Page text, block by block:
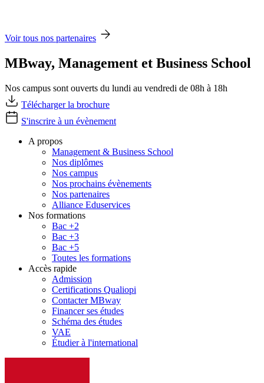
Voir tous nos partenaires
MBway, Management et Business School
Nos campus sont ouverts du lundi au vendredi de 08h à 18h
Télécharger la brochure
S'inscrire à un évènement
A propos
Management & Business School
Nos diplômes
Nos campus
Nos prochains évènements
Nos partenaires
Alliance Eduservices
Nos formations
Bac +2
Bac +3
Bac +5
Toutes les formations
Accès rapide
Admission
Certifications Qualiopi
Contacter MBway
Financer ses études
Schéma des études
VAE
Étudier à l'international